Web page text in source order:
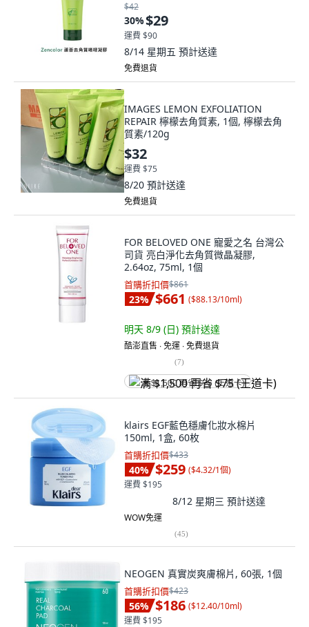
$42
30%$29
運費 $90
8/14 星期五 預計送達
免費退貨
IMAGES LEMON EXFOLIATION
REPAIR 檸檬去角質素, 1個, 檸檬去角
質素/120g
$32
運費 $75
8/20 預計送達
免費退貨
FOR BELOVED ONE 寵愛之名 台灣公
司貨 亮白淨化去角質微晶凝膠,
2.64oz, 75ml, 1個
首購折扣價$861
23% $661 ($88.13/10ml)
明天 8/9 (日) 預計送達
酷澎直售 ∙ 免運 ∙ 免費退貨
(7)
满 $1,500 再省 $75 (王道卡)
klairs EGF藍色穩膚化妝水棉片
150ml, 1盒, 60枚
首購折扣價$433
40% $259 ($4.32/1個)
運費 $195
8/12 星期三 預計送達
WOW免運
(45)
NEOGEN 真實炭爽膚棉片, 60張, 1個
首購折扣價$423
56% $186 ($12.40/10ml)
運費 $195